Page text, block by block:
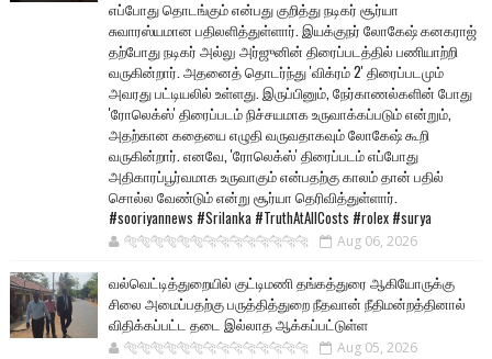
எப்போது தொடங்கும் என்பது குறித்து நடிகர் சூர்யா
சுவாரஸ்யமான பதிலளித்துள்ளார். இயக்குநர் லோகேஷ் கனகராஜ்
தற்போது நடிகர் அல்லு அர்ஜுனின் திரைப்படத்தில் பணியாற்றி
வருகின்றார். அதனைத் தொடர்ந்து 'விக்ரம் 2' திரைப்படமும்
அவரது பட்டியலில் உள்ளது. இருப்பினும், நேர்காணல்களின் போது
'ரோலெக்ஸ்' திரைப்படம் நிச்சயமாக உருவாக்கப்படும் என்றும்,
அதற்கான கதையை எழுதி வருவதாகவும் லோகேஷ் கூறி
வருகின்றார். எனவே, 'ரோலெக்ஸ்' திரைப்படம் எப்போது
அதிகாரப்பூர்வமாக உருவாகும் என்பதற்கு காலம் தான் பதில்
சொல்ல வேண்டும் என்று சூர்யா தெரிவித்துள்ளார்.
#sooriyannews #Srilanka #TruthAtAllCosts #rolex #surya
🐅🐅🐅🐅🐅🐅🐆🐆🐆🐆🐆🐆🐆🐆 Aug 06, 2026
வல்வெட்டித்துறையில் குட்டிமணி தங்கத்துரை ஆகியோருக்கு
சிலை அமைப்பதற்கு பருத்தித்துறை நீதவான் நீதிமன்றத்தினால்
விதிக்கப்பட்ட தடை இல்லாத ஆக்கப்பட்டுள்ள
🐅🐅🐅🐅🐅🐅🐆🐆🐆🐆🐆🐆🐆🐆 Aug 05, 2026